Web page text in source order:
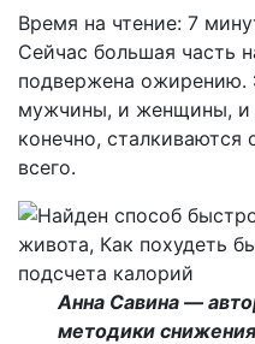
Время на чтение: 7
Сейчас большая часть
подвержена ожирению.
мужчины, и женщины, и
конечно,
всего.
Анна Савина —
методики